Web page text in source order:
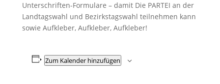
Unterschriften-Formulare – damit Die PARTEI an der
Landtagswahl und Bezirkstagswahl teilnehmen kann
sowie Aufkleber, Aufkleber, Aufkleber!
Zum Kalender hinzufügen